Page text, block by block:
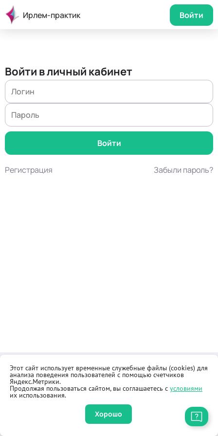
Ирлем-практик Войти
Войти в личный кабинет
Регистрация Забыли пароль?
Контакты
Как купить
Общественная приёмная
Реквизиты
Оферта
Правила продажи товаров
Этот сайт использует временные служебные файлы (cookies) для
анализа поведения пользователей с помощью счетчиков
Яндекс.Метрики.
Продолжая пользоваться сайтом, вы соглашаетесь с условиями
их использования.
Хорошо